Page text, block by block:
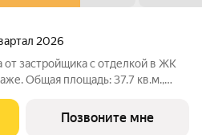
2026
от застройщика с отделкой в ЖК
Общая площадь: 37.7 кв.м.,
В квартире один
Позвоните мне